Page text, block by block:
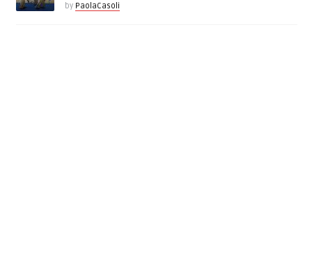
by PaolaCasoli